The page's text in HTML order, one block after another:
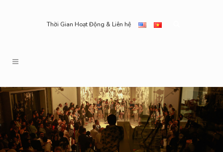
Thời Gian Hoạt Động & Liên hệ